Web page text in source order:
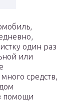
один раз
или
средств,
помощи